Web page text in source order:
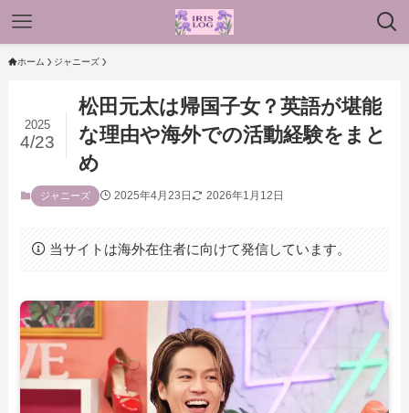
ホーム ジャニーズ
松田元太は帰国子女？英語が堪能
な理由や海外での活動経験をまと
め
2025
4/23
ジャニーズ 2025年4月23日 2026年1月12日
当サイトは海外在住者に向けて発信しています。